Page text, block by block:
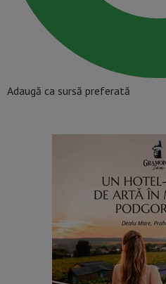
Adaugă ca sursă preferată